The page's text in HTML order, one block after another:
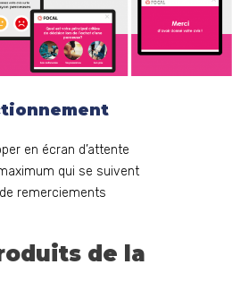
en écran d’attente
qui se suivent
remerciements
de la